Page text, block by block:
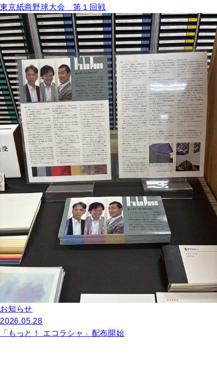
東京紙商野球大会 第１回戦
お知らせ
2026.05.28
「もっと！ エコラシャ」配布開始